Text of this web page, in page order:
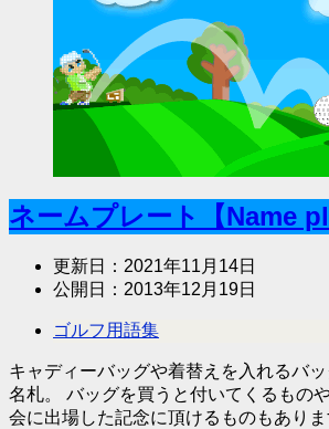
ネームプレート【Name
更新日： 2021年11月14日
公開日： 2013年12月19日
ゴルフ用語集
キャディーバッグや着替えを入れるバ
名札。 バッグを買うと付いてくるもの
会に出場した記念に頂けるものもあり